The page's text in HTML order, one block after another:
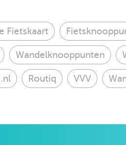
Fietskaart
Wandelknooppunten
Routiq VVV